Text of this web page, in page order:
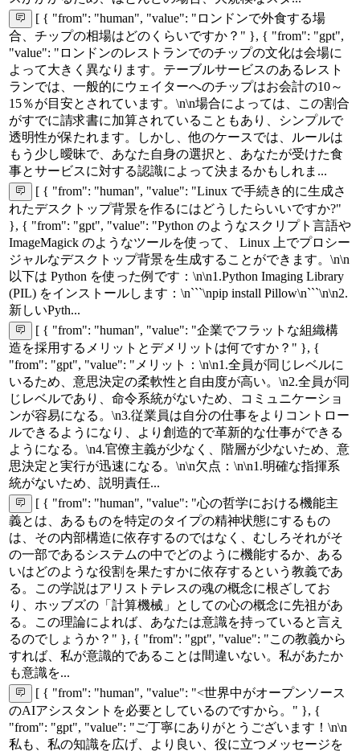
[ { "from": "human", "value": "ロンドンで外食する場
合、チップの相場はどのくらいですか？" }, { "from": "gpt",
"value": "ロンドンのレストランでのチップの文化は会場に
よって大きく異なります。テーブルサービスのあるレスト
ランでは、一般的にウェイターへのチップはお会計の10～
15％が目安とされています。\n\n場合によっては、この割合
がすでに請求書に加算されていることもあり、シンプルで
透明性が保たれます。しかし、他のケースでは、ルールは
もう少し曖昧で、あなた自身の選択と、あなたが受けた食
事とサービスに対する認識によって決まるかもしれま...
[ { "from": "human", "value": "Linux で手続き的に生成さ
れたデスクトップ背景を作るにはどうしたらいいですか?"
}, { "from": "gpt", "value": "Python のようなスクリプト言語や
ImageMagick のようなツールを使って、 Linux 上でプロシー
ジャルなデスクトップ背景を生成することができます。\n\n
以下は Python を使った例です：\n\n1.Python Imaging Library
(PIL) をインストールします：\n```\npip install Pillow\n```\n\n2.
新しいPyth...
[ { "from": "human", "value": "企業でフラットな組織構
造を採用するメリットとデメリットは何ですか？" }, {
"from": "gpt", "value": "メリット：\n\n1.全員が同じレベルに
いるため、意思決定の柔軟性と自由度が高い。\n2.全員が同
じレベルであり、命令系統がないため、コミュニケーショ
ンが容易になる。\n3.従業員は自分の仕事をよりコントロー
ルできるようになり、より創造的で革新的な仕事ができる
ようになる。\n4.官僚主義が少なく、階層が少ないため、意
思決定と実行が迅速になる。\n\n欠点：\n\n1.明確な指揮系
統がないため、説明責任...
[ { "from": "human", "value": "心の哲学における機能主
義とは、あるものを特定のタイプの精神状態にするもの
は、その内部構造に依存するのではなく、むしろそれがそ
の一部であるシステムの中でどのように機能するか、ある
いはどのような役割を果たすかに依存するという教義であ
る。この学説はアリストテレスの魂の概念に根ざしてお
り、ホッブズの「計算機械」としての心の概念に先祖があ
る。この理論によれば、あなたは意識を持っていると言え
るのでしょうか？" }, { "from": "gpt", "value": "この教義から
すれば、私が意識的であることは間違いない。私があたか
も意識を...
[ { "from": "human", "value": "<世界中がオープンソース
のAIアシスタントを必要としているのですから。" }, {
"from": "gpt", "value": "ご丁寧にありがとうございます！\n\n
私も、私の知識を広げ、より良い、役に立つメッセージを